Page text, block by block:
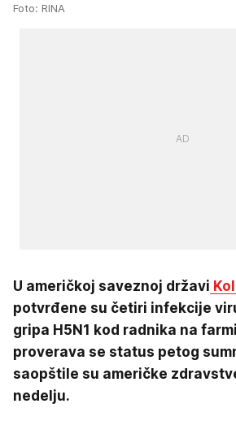
Foto: RINA
U američkoj saveznoj državi
potvrđene su četiri infekcije
gripa H5N1 kod radnika na
proverava se status petog
saopštile su američke
nedelju.